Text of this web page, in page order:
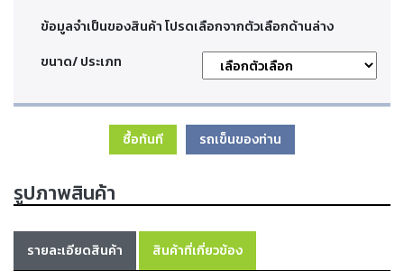
เครื่อง
ตัด
สม่า
เครื่อง
ข้อมูลจำเป็นของสินค้า โปรดเลือกจากตัวเลือกด้านล่าง
ขนาด/ ประเภท
ซื้อทันที รถเข็นของท่าน
รูปภาพสินค้า
รายละเอียดสินค้า สินค้าที่เกี่ยวข้อง